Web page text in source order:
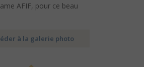
AFIF, pour ce beau
à la galerie photo